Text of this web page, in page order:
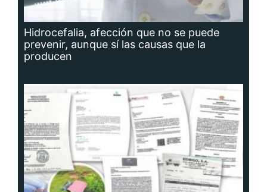
Hidrocefalia, afección que no se puede
prevenir, aunque sí las causas que la
producen